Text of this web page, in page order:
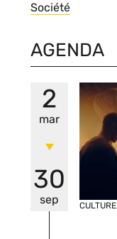
Société
AGENDA
2
mar
30
sep
Vignette
CULTURE